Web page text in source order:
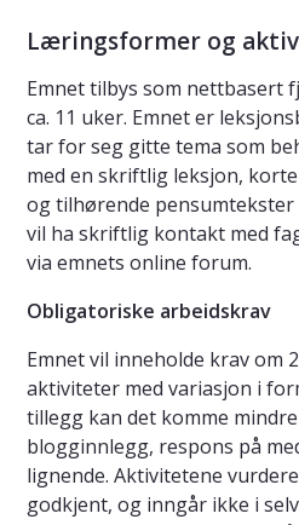
Læringsformer og
Emnet tilbys som nettbasert
ca. 11 uker. Emnet er
tar for seg gitte tema som
med en skriftlig leksjon,
og tilhørende
vil ha skriftlig kontakt med
via emnets online forum.
Obligatoriske arbeidskrav
Emnet vil inneholde krav om
aktiviteter med variasjon i
tillegg kan det komme
blogginnlegg, respons på
lignende. Aktivitetene
godkjent, og inngår ikke i